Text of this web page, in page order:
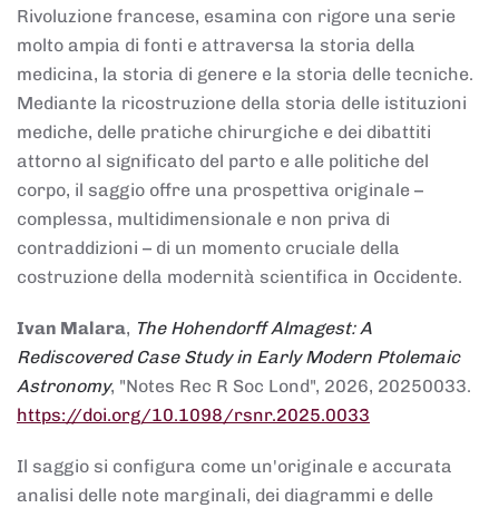
Rivoluzione francese, esamina con rigore una serie
molto ampia di fonti e attraversa la storia della
medicina, la storia di genere e la storia delle tecniche.
Mediante la ricostruzione della storia delle istituzioni
mediche, delle pratiche chirurgiche e dei dibattiti
attorno al significato del parto e alle politiche del
corpo, il saggio offre una prospettiva originale –
complessa, multidimensionale e non priva di
contraddizioni – di un momento cruciale della
costruzione della modernità scientifica in Occidente.
Ivan Malara, The Hohendorff Almagest: A
Rediscovered Case Study in Early Modern Ptolemaic
Astronomy, "Notes Rec R Soc Lond", 2026, 20250033.
https://doi.org/10.1098/rsnr.2025.0033
Il saggio si configura come un'originale e accurata
analisi delle note marginali, dei diagrammi e delle